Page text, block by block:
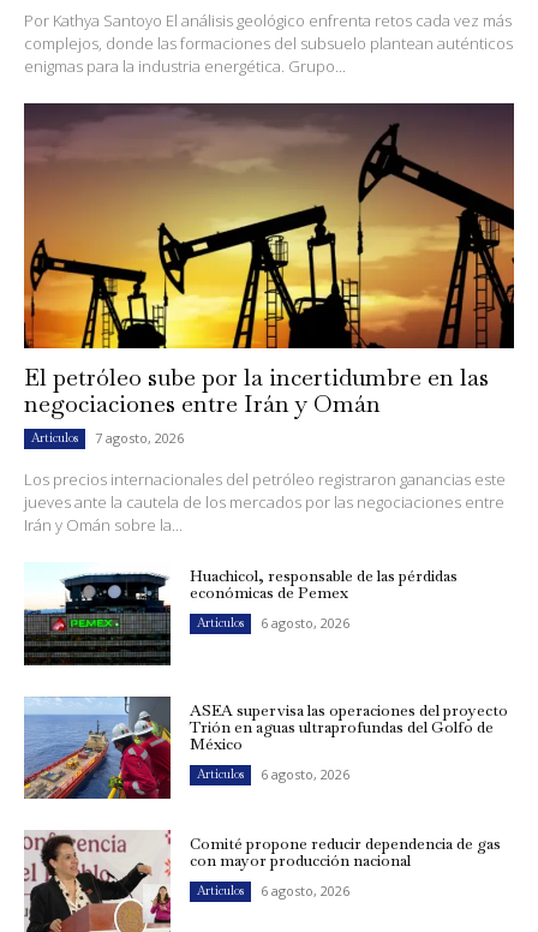
Por Kathya Santoyo El análisis geológico enfrenta retos cada vez más
complejos, donde las formaciones del subsuelo plantean auténticos
enigmas para la industria energética. Grupo...
El petróleo sube por la incertidumbre en las
negociaciones entre Irán y Omán
Artículos 7 agosto, 2026
Los precios internacionales del petróleo registraron ganancias este
jueves ante la cautela de los mercados por las negociaciones entre
Irán y Omán sobre la...
Huachicol, responsable de las pérdidas
económicas de Pemex
Artículos 6 agosto, 2026
ASEA supervisa las operaciones del proyecto
Trión en aguas ultraprofundas del Golfo de
México
Artículos 6 agosto, 2026
Comité propone reducir dependencia de gas
con mayor producción nacional
Artículos 6 agosto, 2026